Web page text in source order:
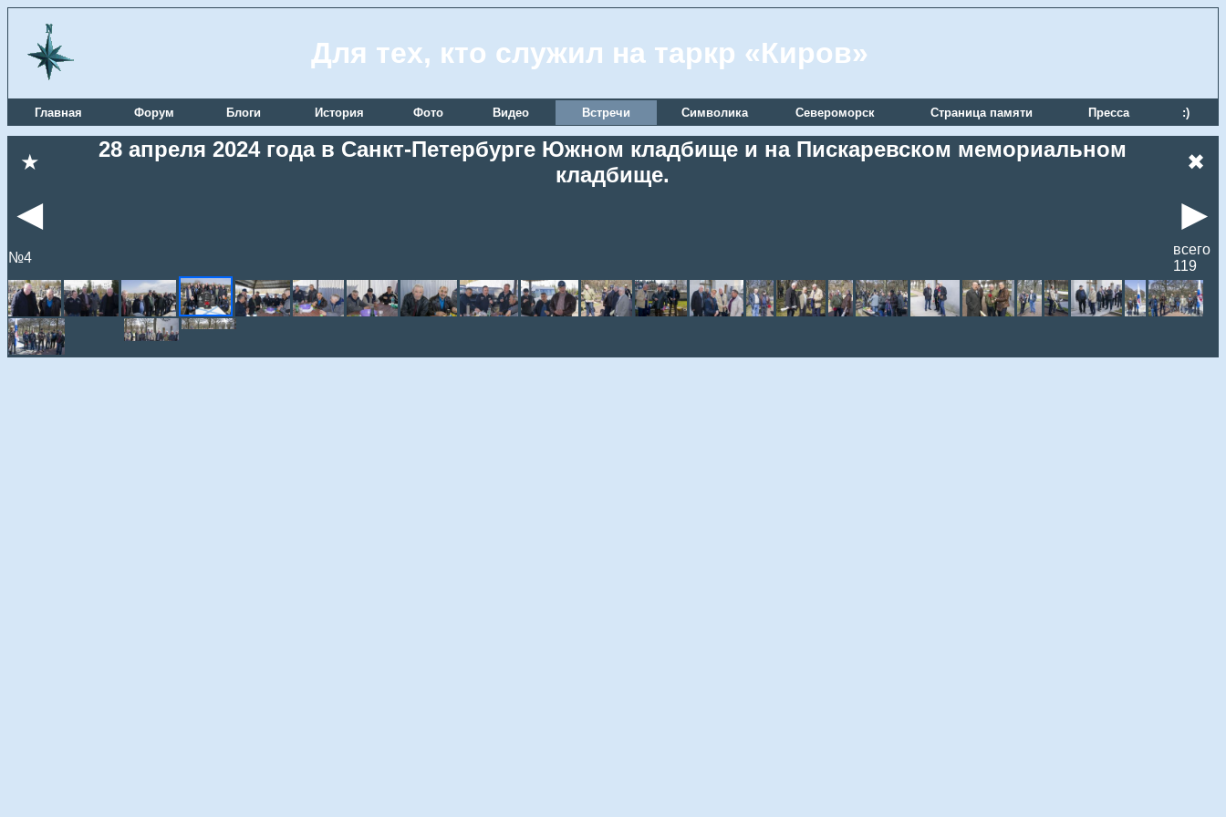
Для тех, кто служил на таркр «Киров»
Главная Форум Блоги История Фото Видео Встречи Символика Североморск Страница памяти Пресса :)
★
28 апреля 2024 года в Санкт-Петербурге Южном кладбище и на Пискаревском мемориальном
кладбище.
✖
◄ ►
№4
всего
119